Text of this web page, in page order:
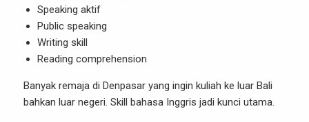
Speaking aktif
Public speaking
Writing skill
Reading comprehension
Banyak remaja di Denpasar yang ingin kuliah ke luar Bali
bahkan luar negeri. Skill bahasa Inggris jadi kunci utama.